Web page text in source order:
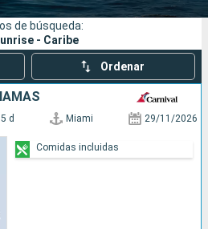
de búsqueda:
- Caribe
Ordenar
5 d Miami 29/11/2026
Comidas incluidas